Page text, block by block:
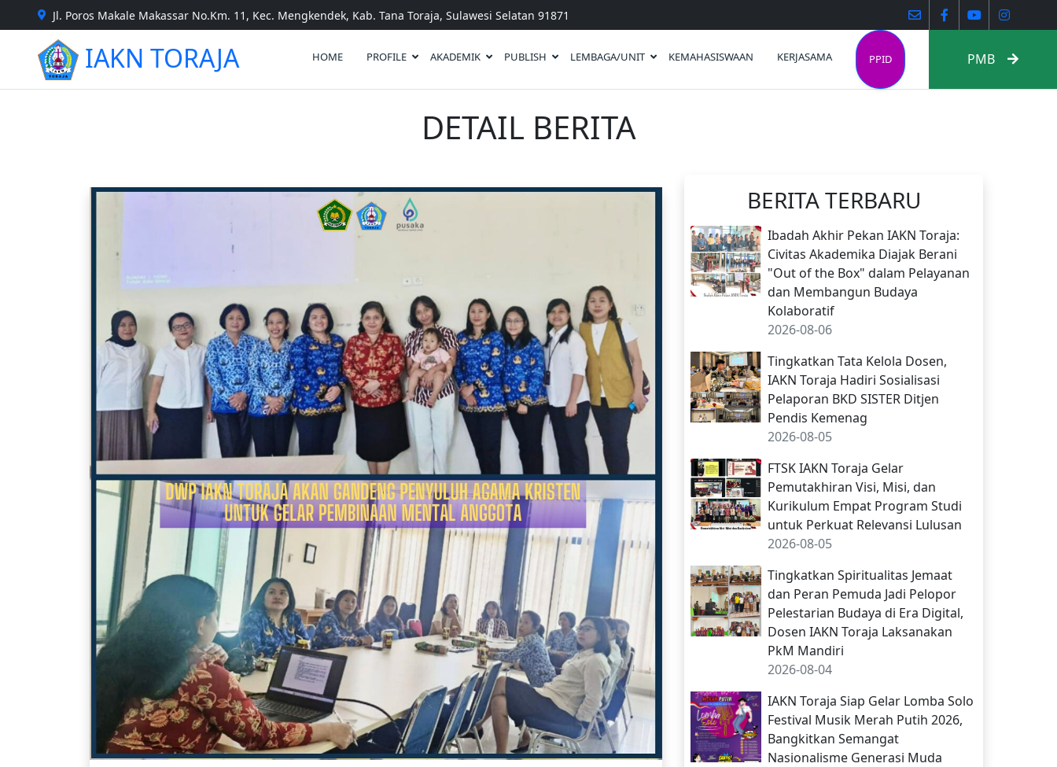
Jl. Poros Makale Makassar No.Km. 11, Kec. Mengkendek, Kab. Tana Toraja, Sulawesi Selatan 91871
IAKN TORAJA HOME PROFILE AKADEMIK PUBLISH LEMBAGA/UNIT KEMAHASISWAAN KERJASAMA PPID PMB
DETAIL BERITA
BERITA TERBARU
Ibadah Akhir Pekan IAKN Toraja:
Civitas Akademika Diajak Berani
"Out of the Box" dalam Pelayanan
dan Membangun Budaya
Kolaboratif
2026-08-06
Tingkatkan Tata Kelola Dosen,
IAKN Toraja Hadiri Sosialisasi
Pelaporan BKD SISTER Ditjen
Pendis Kemenag
2026-08-05
FTSK IAKN Toraja Gelar
Pemutakhiran Visi, Misi, dan
Kurikulum Empat Program Studi
untuk Perkuat Relevansi Lulusan
2026-08-05
Tingkatkan Spiritualitas Jemaat
dan Peran Pemuda Jadi Pelopor
Pelestarian Budaya di Era Digital,
Dosen IAKN Toraja Laksanakan
PkM Mandiri
2026-08-04
IAKN Toraja Siap Gelar Lomba Solo
Festival Musik Merah Putih 2026,
Bangkitkan Semangat
Nasionalisme Generasi Muda